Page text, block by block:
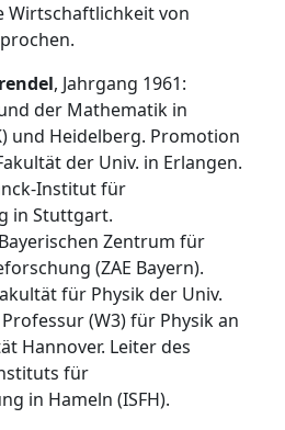
Wirtschaftlichkeit von
, Jahrgang 1961:
der Mathematik in
und Heidelberg. Promotion
der Univ. in Erlangen.
Institut für
in Stuttgart.
Zentrum für
(ZAE Bayern).
für Physik der Univ.
(W3) für Physik an
Hannover. Leiter des
für
in Hameln (ISFH).